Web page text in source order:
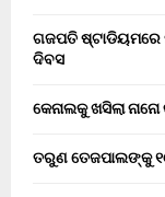
ଗଜପତି ଷ୍ଟାଡିୟମରେ
ଦିବସ
କେନାଲକୁ ଖସିଲା
ତରୁଣ ତେଜପାଲଙ୍କୁ ୧୦